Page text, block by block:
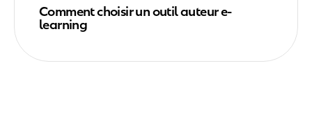
Comment choisir un outil auteur e-
learning